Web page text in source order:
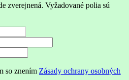
zverejnená. Vyžadované polia sú
so znením Zásady ochrany osobných